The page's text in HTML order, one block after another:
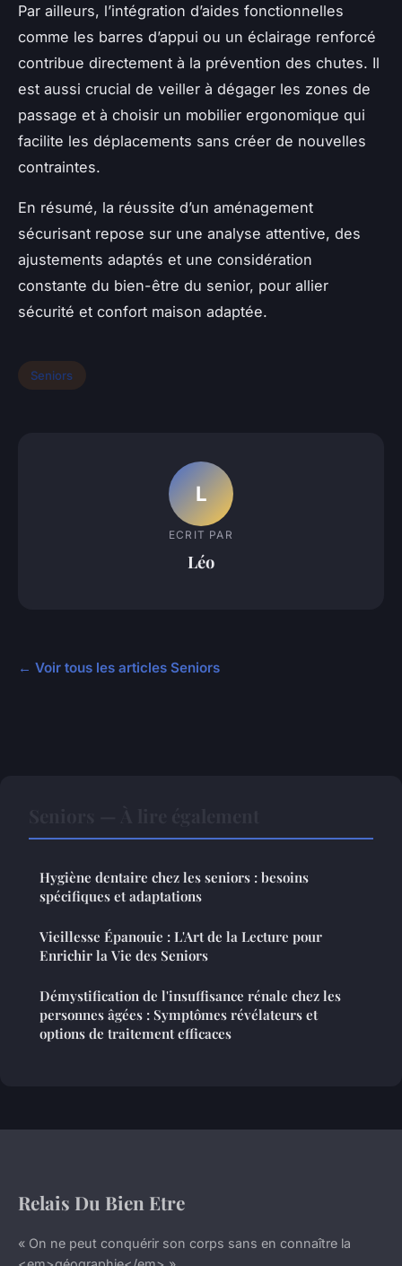
Par ailleurs, l’intégration d’aides fonctionnelles
comme les barres d’appui ou un éclairage renforcé
contribue directement à la prévention des chutes. Il
est aussi crucial de veiller à dégager les zones de
passage et à choisir un mobilier ergonomique qui
facilite les déplacements sans créer de nouvelles
contraintes.
En résumé, la réussite d’un aménagement
sécurisant repose sur une analyse attentive, des
ajustements adaptés et une considération
constante du bien-être du senior, pour allier
sécurité et confort maison adaptée.
Seniors
L
ECRIT PAR
Léo
← Voir tous les articles Seniors
Hygiène dentaire chez les seniors : besoins
spécifiques et adaptations
Vieillesse Épanouie : L'Art de la Lecture pour
Enrichir la Vie des Seniors
Démystification de l'insuffisance rénale chez les
personnes âgées : Symptômes révélateurs et
options de traitement efficaces
Relais Du Bien Etre
« On ne peut conquérir son corps sans en connaître la